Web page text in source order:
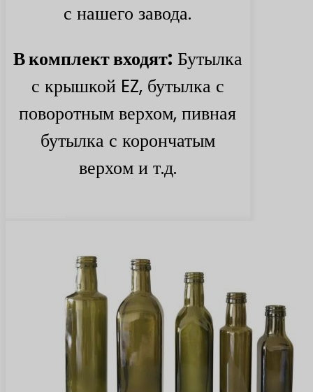
с нашего завода.
В комплект входят: Бутылка
с крышкой EZ, бутылка с
поворотным верхом, пивная
бутылка с корончатым
верхом и т.д.